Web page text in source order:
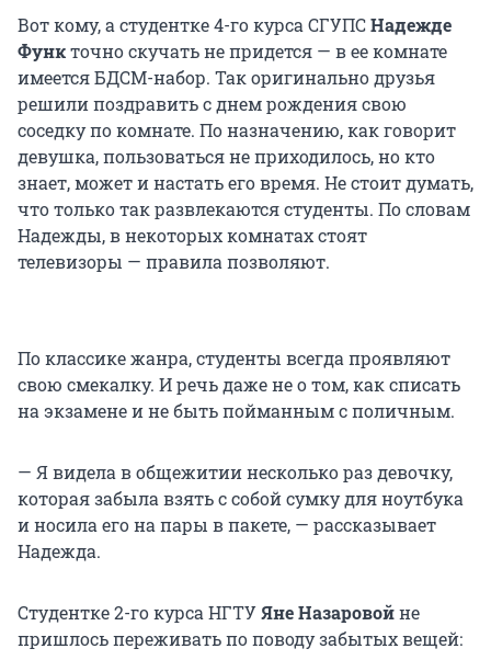
Вот кому, а студентке 4-го курса СГУПСНадежде
Функточно скучать не придется — в ее комнате
имеется БДСМ-набор. Так оригинально друзья
решили поздравить с днем рождения свою
соседку по комнате. По назначению, как говорит
девушка, пользоваться не приходилось, но кто
знает, может и настать его время. Не стоит думать,
что только так развлекаются студенты. По словам
Надежды, в некоторых комнатах стоят
телевизоры — правила позволяют.
По классике жанра, студенты всегда проявляют
свою смекалку. И речь даже не о том, как списать
на экзамене и не быть пойманным с поличным.
— Я видела в общежитии несколько раз девочку,
которая забыла взять с собой сумку для ноутбука
и носила его на пары в пакете, — рассказывает
Надежда.
Студентке 2-го курса НГТУЯне Назаровойне
пришлось переживать по поводу забытых вещей: